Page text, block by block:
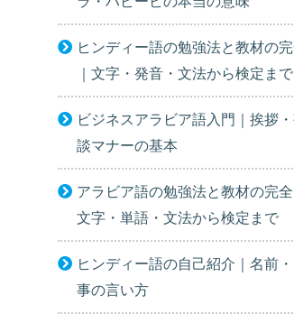
ヒンディー語の勉強法と教材の
｜文字・発音・文法から検定まで
ビジネスアラビア語入門｜挨拶
談マナーの基本
アラビア語の勉強法と教材の完全
文字・単語・文法から検定まで
ヒンディー語の自己紹介｜名前
事の言い方